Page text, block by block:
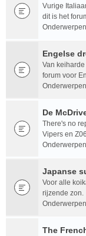
Vurige
dit is het
Engelse
Van
forum voor
De
There's no
Vipers en
Japanse
Voor alle
rijzende zon.
The